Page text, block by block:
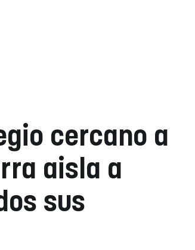
cercano a
aisla a
sus